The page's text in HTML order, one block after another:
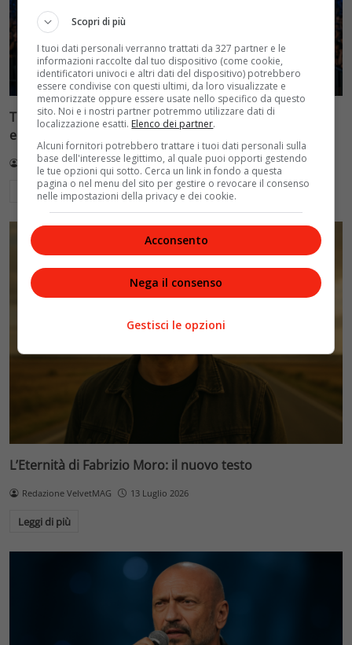
Tim Battiti Live 2026: la prima puntata tra assenti
eccellenti e polemiche social
Redazione VelvetMAG 14 Luglio 2026
Leggi di più
L’Eternità di Fabrizio Moro: il nuovo testo
Redazione VelvetMAG 13 Luglio 2026
Leggi di più
Scopri di più
I tuoi dati personali verranno trattati da 327 partner e le
informazioni raccolte dal tuo dispositivo (come cookie,
identificatori univoci e altri dati del dispositivo) potrebbero
essere condivise con questi ultimi, da loro visualizzate e
memorizzate oppure essere usate nello specifico da questo
sito. Noi e i nostri partner potremmo utilizzare dati di
localizzazione esatti. Elenco dei partner.
Alcuni fornitori potrebbero trattare i tuoi dati personali sulla
base dell'interesse legittimo, al quale puoi opporti gestendo
le tue opzioni qui sotto. Cerca un link in fondo a questa
pagina o nel menu del sito per gestire o revocare il consenso
nelle impostazioni della privacy e dei cookie.
Acconsento
Nega il consenso
Gestisci le opzioni